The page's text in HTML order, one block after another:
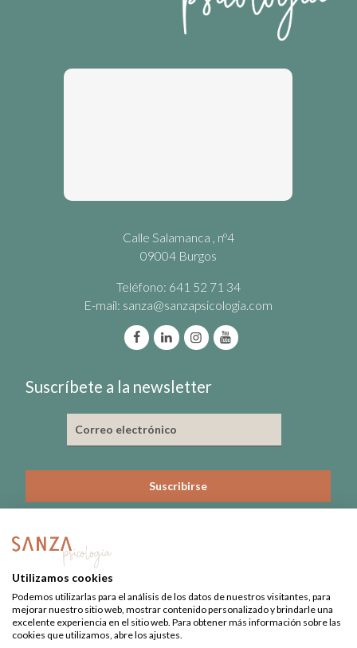
Calle Salamanca , nº4
09004 Burgos
Teléfono: 641 52 71 34
E-mail: sanza@sanzapsicologia.com
Suscríbete a la newsletter
Nº de Colegiado: 3815-CL
Nº Registro Sanitario: 09-C22-0379
Utilizamos cookies
Podemos utilizarlas para el análisis de los datos de nuestros visitantes, para
mejorar nuestro sitio web, mostrar contenido personalizado y brindarle una
excelente experiencia en el sitio web. Para obtener más información sobre las
cookies que utilizamos, abre los ajustes.